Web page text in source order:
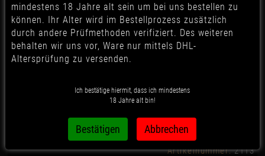
Wookah - White Nox &
Squares
Artikelnummer:2113
mindestens 18 Jahre alt sein um bei uns bestellen zu
können. Ihr Alter wird im Bestellprozess zusätzlich
durch andere Prüfmethoden verifiziert. Des weiteren
behalten wir uns vor, Ware nur mittels DHL-
Altersprüfung zu versenden.
Ich bestätige hiermit, dass ich mindestens
18 Jahre alt bin!